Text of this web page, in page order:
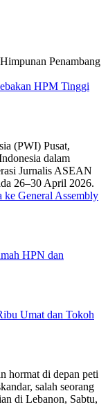
HPM Tinggi
ke General Assembly
HPN dan
Umat dan Tokoh